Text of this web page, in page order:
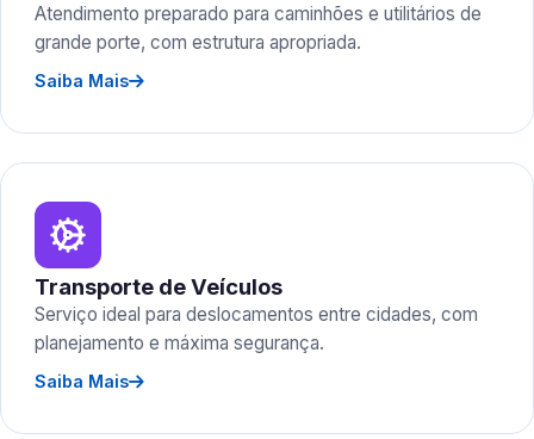
Atendimento preparado para caminhões e utilitários de
grande porte, com estrutura apropriada.
Saiba Mais
Transporte de Veículos
Serviço ideal para deslocamentos entre cidades, com
planejamento e máxima segurança.
Saiba Mais